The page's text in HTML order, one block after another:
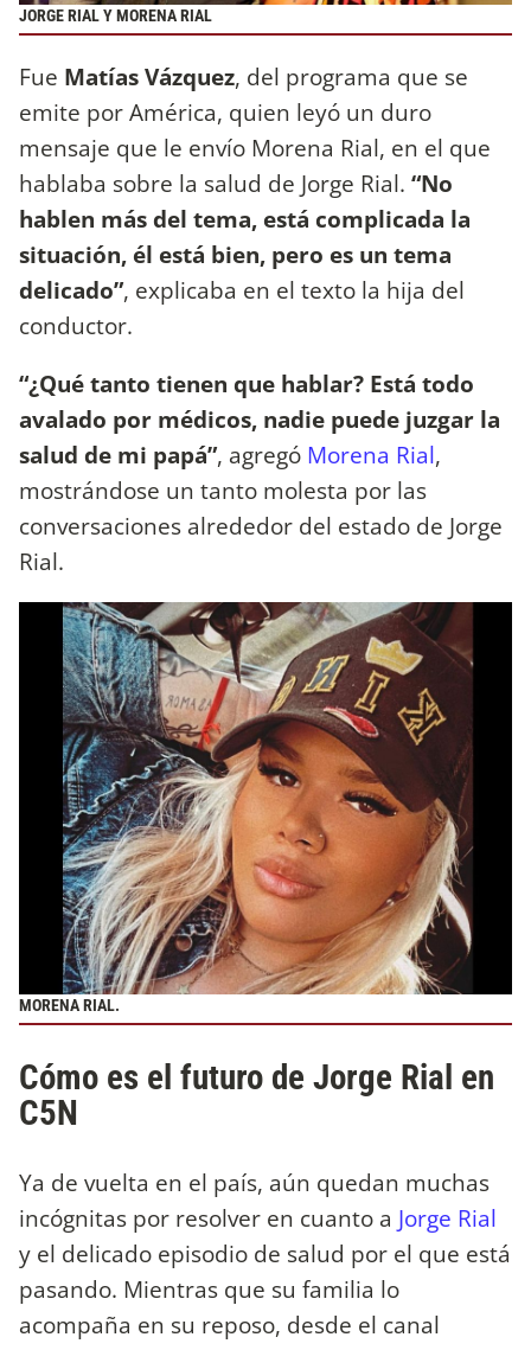
JORGE RIAL Y MORENA RIAL
Fue Matías Vázquez, del programa que se
emite por América, quien leyó un duro
mensaje que le envío Morena Rial, en el que
hablaba sobre la salud de Jorge Rial. “No
hablen más del tema, está complicada la
situación, él está bien, pero es un tema
delicado”, explicaba en el texto la hija del
conductor.
“¿Qué tanto tienen que hablar? Está todo
avalado por médicos, nadie puede juzgar la
salud de mi papá”, agregó Morena Rial,
mostrándose un tanto molesta por las
conversaciones alrededor del estado de Jorge
Rial.
MORENA RIAL.
Cómo es el futuro de Jorge Rial en
C5N
Ya de vuelta en el país, aún quedan muchas
incógnitas por resolver en cuanto a Jorge Rial
y el delicado episodio de salud por el que está
pasando. Mientras que su familia lo
acompaña en su reposo, desde el canal